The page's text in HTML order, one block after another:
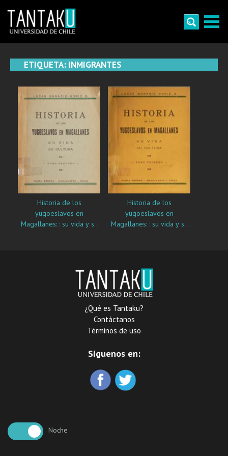
content
ETIQUETA: INMIGRANTES
Historia de los
yugoeslavos en
Magallanes: : su vida y su
Historia de los
yugoeslavos en
Magallanes: : su vida y su
¿Qué es Tantaku?
Contáctanos
Términos de uso
Síguenos en:
Noche